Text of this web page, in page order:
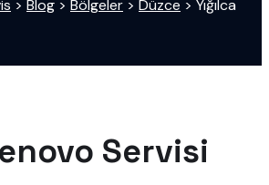
> Blog > Bölgeler > Düzce > Yığılca
Servisi